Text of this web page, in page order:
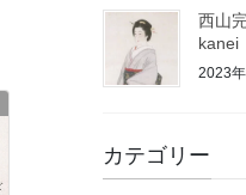
西山
kanei
2023
カテゴリー